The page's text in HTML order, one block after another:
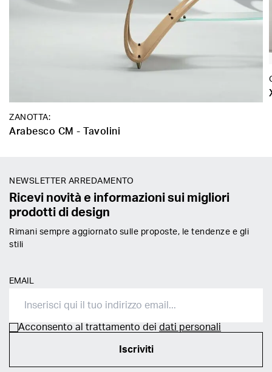
ZANOTTA:
Arabesco CM - Tavolini
NEWSLETTER ARREDAMENTO
Ricevi novità e informazioni sui migliori
prodotti di design
Rimani sempre aggiornato sulle proposte, le tendenze e gli
stili
EMAIL
Acconsento al trattamento dei dati personali
Iscriviti